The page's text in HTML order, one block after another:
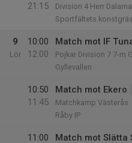
21:15
Division 4 Herr Dalarna
Sportfältets konstgräs
9
Lör
10:00
12:00
Match mot IF
Pojkar Division 7 7-m
Gyllevallen
10:50
11:45
Match mot Ekero
Matchkamp Västerås
Råby IP
11:00
Match mot Slätta